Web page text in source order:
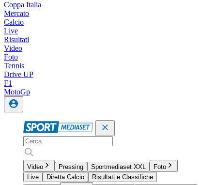
Coppa Italia
Mercato
Calcio
Live
Risultati
Video
Foto
Tennis
Drive UP
F1
MotoGp
Video Pressing Sportmediaset XXL
Foto
Live
Diretta Calcio
Risultati e Classifiche